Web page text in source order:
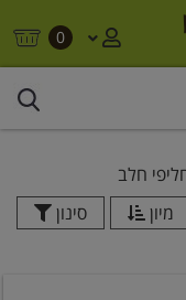
0
חלב
סינון מיון